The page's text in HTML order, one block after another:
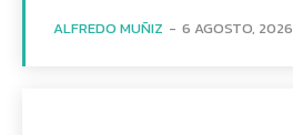
ALFREDO MUÑIZ - 6 AGOSTO, 2026